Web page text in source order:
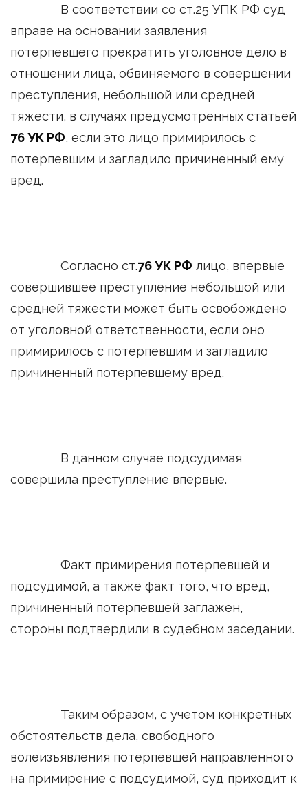
В соответствии со ст.25 УПК РФ суд
вправе на основании заявления
потерпевшего прекратить уголовное дело в
отношении лица, обвиняемого в совершении
преступления, небольшой или средней
тяжести, в случаях предусмотренных статьей
76 УК РФ, если это лицо примирилось с
потерпевшим и загладило причиненный ему
вред.
Согласно ст.76 УК РФ лицо, впервые
совершившее преступление небольшой или
средней тяжести может быть освобождено
от уголовной ответственности, если оно
примирилось с потерпевшим и загладило
причиненный потерпевшему вред.
В данном случае подсудимая
совершила преступление впервые.
Факт примирения потерпевшей и
подсудимой, а также факт того, что вред,
причиненный потерпевшей заглажен,
стороны подтвердили в судебном заседании.
Таким образом, с учетом конкретных
обстоятельств дела, свободного
волеизъявления потерпевшей направленного
на примирение с подсудимой, суд приходит к